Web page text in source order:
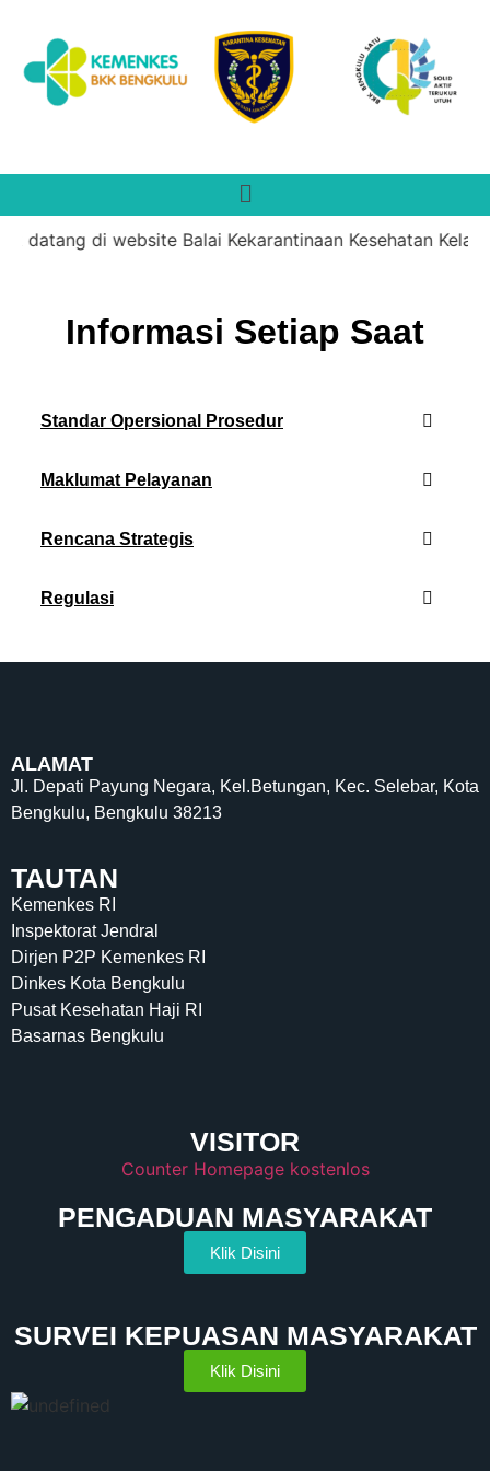
datang di website Balai Kekarantinaan Kesehatan Kelas
Informasi Setiap Saat
Standar Opersional Prosedur
Maklumat Pelayanan
Rencana Strategis
Regulasi
ALAMAT
Jl. Depati Payung Negara, Kel.Betungan, Kec. Selebar, Kota
Bengkulu, Bengkulu 38213
TAUTAN
Kemenkes RI
Inspektorat Jendral
Dirjen P2P Kemenkes RI
Dinkes Kota Bengkulu
Pusat Kesehatan Haji RI
Basarnas Bengkulu
VISITOR
Counter Homepage kostenlos
PENGADUAN MASYARAKAT
Klik Disini
SURVEI KEPUASAN MASYARAKAT
Klik Disini